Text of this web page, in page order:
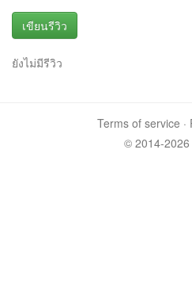
เขียนรีวิว
ยังไม่มีรีวิว
Terms of service ·
© 2014-2026